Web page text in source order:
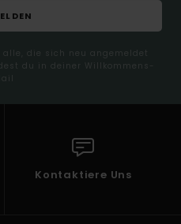
die sich neu angemeldet
du in deiner Willkommens-
Kontaktiere Uns